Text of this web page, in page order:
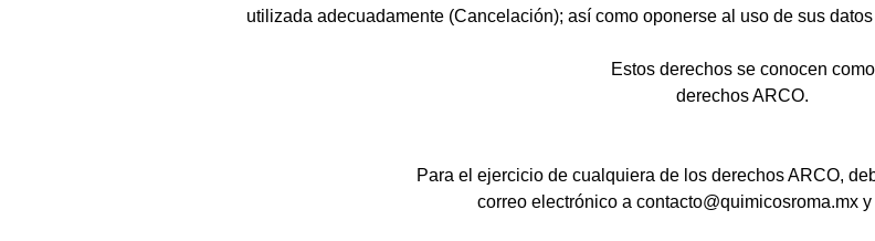
utilizada adecuadamente (Cancelación); así como oponerse al uso de sus
Estos derechos se conocen como
derechos ARCO.
Para el ejercicio de cualquiera de los derechos ARCO,
correo electrónico a contacto@quimicosroma.mx